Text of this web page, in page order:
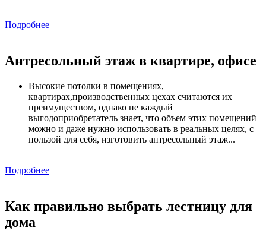
Подробнее
Антресольный этаж в квартире, офисе
Высокие потолки в помещениях,
квартирах,производственных цехах считаются их
преимуществом, однако не каждый
выгодоприобретатель знает, что объем этих помещений
можно и даже нужно использовать в реальных целях, с
пользой для себя, изготовить антресольный этаж...
Подробнее
Как правильно выбрать лестницу для
дома